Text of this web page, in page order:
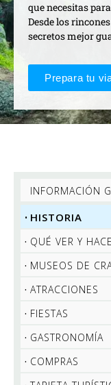
que necesitas
Desde los
secretos mejor
Prepara tu
INFORMACIÓN
HISTORIA
QUÉ VER Y
MUSEOS DE
ATRACCIONES
FIESTAS
GASTRONOMÍA
COMPRAS